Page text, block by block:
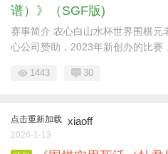
谱）》（SGF版)
赛事简介 农心白山水杯世界围棋元
心公司赞助，2023年新创办的比赛 ...
1443 30
点击重新加载 xiaoff
2026-1-13